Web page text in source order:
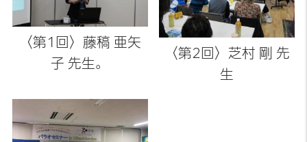
〈第1回〉藤稿 亜矢
子 先生。
〈第2回〉芝村 剛 先
生